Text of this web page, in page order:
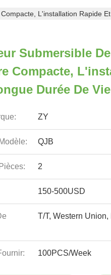
L'installation Rapide
Submersible
Compacte,
Durée De Vie
ZY
QJB
2
150-500USD
T/T, Western
100PCS/Week